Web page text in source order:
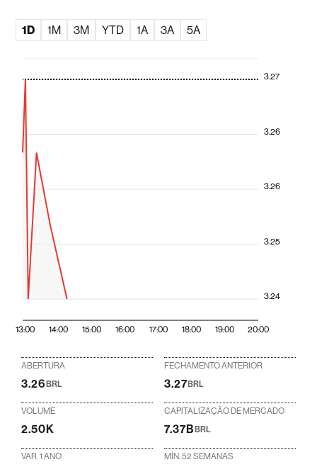
1D 1M 3M YTD 1A 3A 5A
13:00 14:00 15:00 16:00 17:00 18:00 19:00 20:00
3.24
3.25
3.26
3.26
3.27
ABERTURA
3.26BRL
FECHAMENTO ANTERIOR
3.27BRL
VOLUME
2.50K
CAPITALIZAÇÃO DE MERCADO
7.37BBRL
VAR. 1 ANO MÍN. 52 SEMANAS